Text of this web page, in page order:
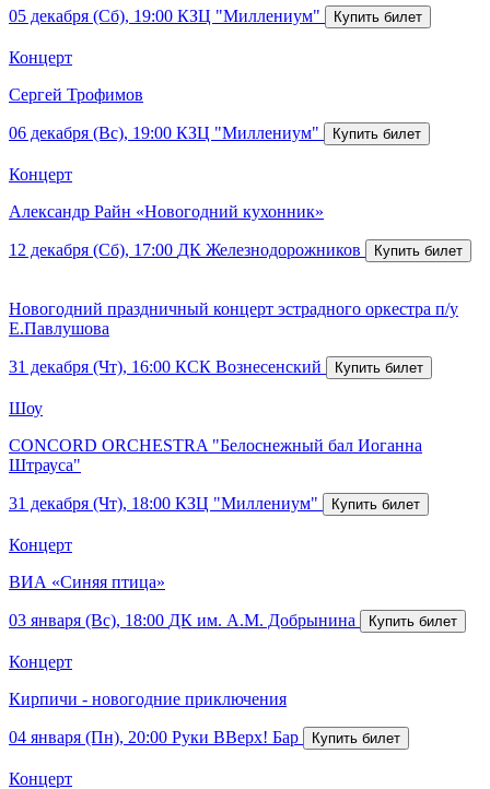
05 декабря (Сб), 19:00 КЗЦ "Миллениум"
Концерт
Сергей Трофимов
06 декабря (Вс), 19:00 КЗЦ "Миллениум"
Концерт
Александр Райн «Новогодний кухонник»
12 декабря (Сб), 17:00 ДК Железнодорожников
Новогодний праздничный концерт эстрадного оркестра п/у
Е.Павлушова
31 декабря (Чт), 16:00 КСК Вознесенский
Шоу
CONCORD ORCHESTRA "Белоснежный бал Иоганна
Штрауса"
31 декабря (Чт), 18:00 КЗЦ "Миллениум"
Концерт
ВИА «Синяя птица»
03 января (Вс), 18:00 ДК им. А.М. Добрынина
Концерт
Кирпичи - новогодние приключения
04 января (Пн), 20:00 Руки ВВерх! Бар
Концерт